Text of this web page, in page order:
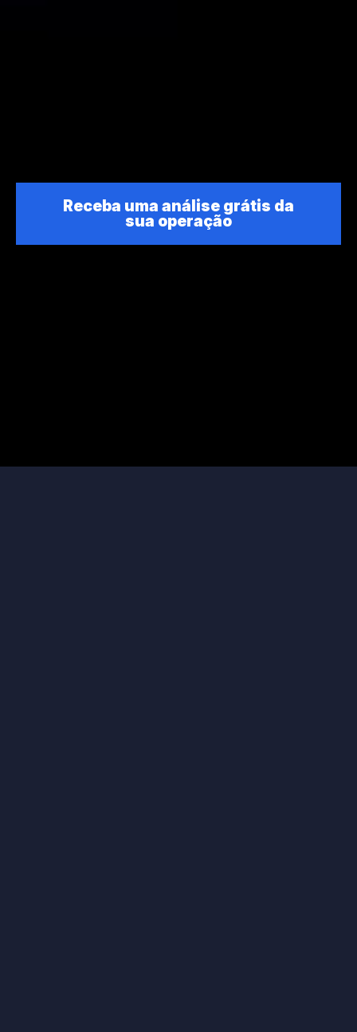
Receba uma análise grátis da
sua operação